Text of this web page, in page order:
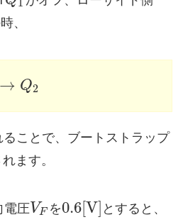
1
、
→ Q2
ことで、ブートストラップ
ます。
電圧VF を0.6[V] とすると、